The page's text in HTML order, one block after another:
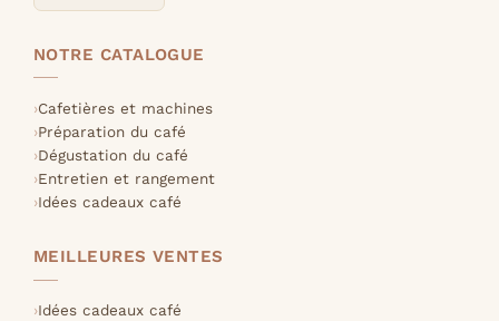
NOTRE CATALOGUE
Cafetières et machines
Préparation du café
Dégustation du café
Entretien et rangement
Idées cadeaux café
MEILLEURES VENTES
Idées cadeaux café